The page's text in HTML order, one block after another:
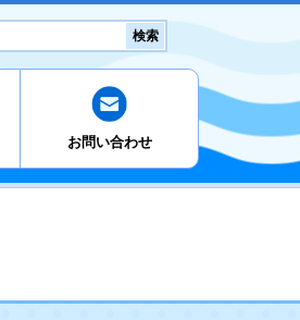
検索
お問い合わせ